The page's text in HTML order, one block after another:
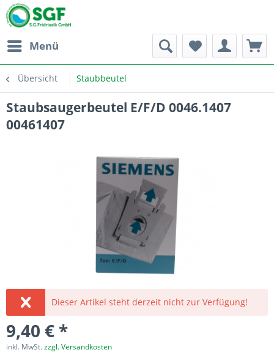
Menü
Übersicht Staubbeutel
Staubsaugerbeutel E/F/D 0046.1407
00461407
Dieser Artikel steht derzeit nicht zur Verfügung!
9,40 € *
inkl. MwSt.zzgl. Versandkosten